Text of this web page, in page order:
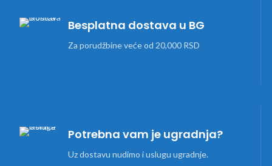
Besplatna dostava u BG
Za porudžbine veće od 20,000 RSD
Potrebna vam je ugradnja?
Uz dostavu nudimo i uslugu ugradnje.